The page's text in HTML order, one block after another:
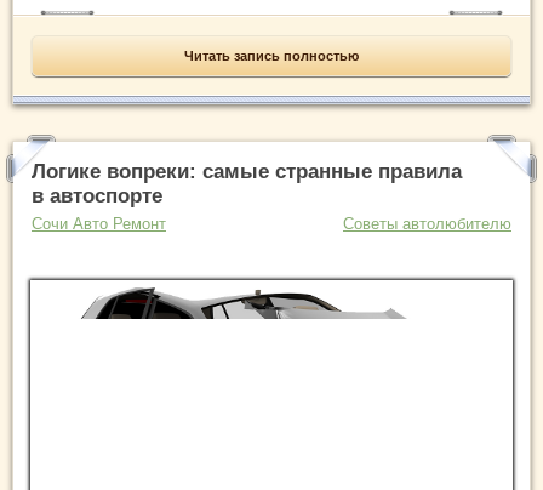
Читать запись полностью
Логике вопреки: самые странные правила
в автоспорте
Сочи Авто Ремонт Советы автолюбителю